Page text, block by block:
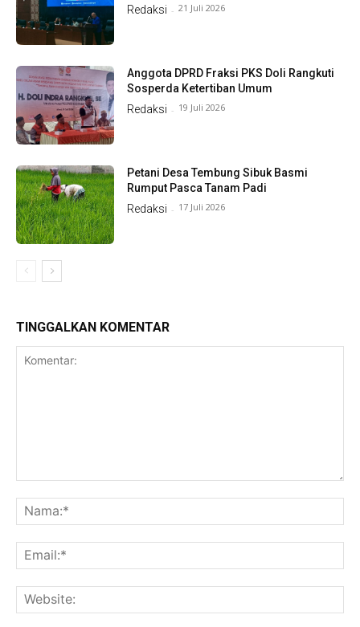
Redaksi - 21 Juli 2026
Anggota DPRD Fraksi PKS Doli Rangkuti
Sosperda Ketertiban Umum
Redaksi - 19 Juli 2026
Petani Desa Tembung Sibuk Basmi
Rumput Pasca Tanam Padi
Redaksi - 17 Juli 2026
TINGGALKAN KOMENTAR